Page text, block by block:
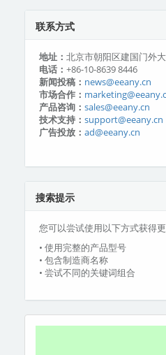
联系方式
地址： 北京市朝阳区建国门外
电话： +86-10-8639 8446
新闻投稿： news@eeany.cn
市场合作：
产品咨询： sales@eeany.cn
技术支持： support@eeany.cn
广告投放： ad@eeany.cn
搜索提示
您可以尝试使用以下方式获得
• 使用完整的产品型号
• 包含制造商名称
• 尝试不同的关键词组合